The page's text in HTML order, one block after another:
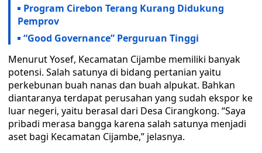
Program Cirebon Terang Kurang Didukung
Pemprov
“Good Governance” Perguruan Tinggi
Menurut Yosef, Kecamatan Cijambe memiliki banyak
potensi. Salah satunya di bidang pertanian yaitu
perkebunan buah nanas dan buah alpukat. Bahkan
diantaranya terdapat perusahan yang sudah ekspor ke
luar negeri, yaitu berasal dari Desa Cirangkong. “Saya
pribadi merasa bangga karena salah satunya menjadi
aset bagi Kecamatan Cijambe,” jelasnya.